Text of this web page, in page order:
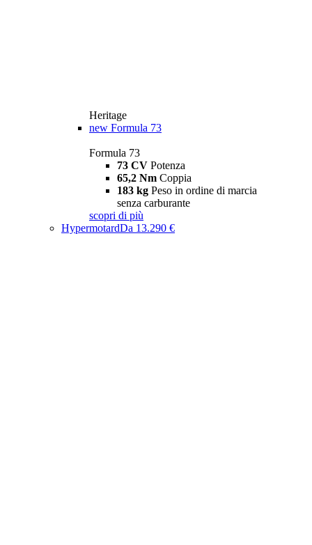
Heritage
new Formula 73
Formula 73
73 CV Potenza
65,2 Nm Coppia
183 kg Peso in ordine di marcia
senza carburante
scopri di più
HypermotardDa 13.290 €